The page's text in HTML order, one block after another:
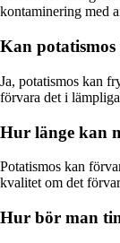
kontaminering med
Kan potatismos
Ja, potatismos kan
förvara det i
Hur länge kan
Potatismos kan
kvalitet om det
Hur bör man